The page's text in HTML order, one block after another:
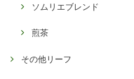
ソムリエブレンド
煎茶
その他リーフ